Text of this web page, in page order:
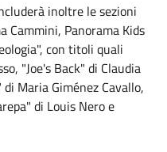
inoltre le sezioni
Cammini, Panorama Kids
con titoli quali
"Joe's Back" di Claudia
Maria Giménez Cavallo,
di Louis Nero e